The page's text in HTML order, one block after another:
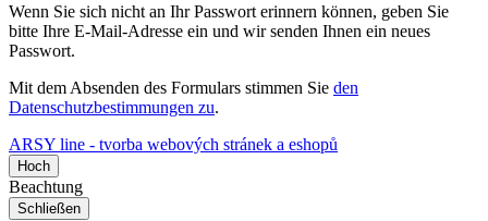
Wenn Sie sich nicht an Ihr Passwort erinnern können, geben Sie
bitte Ihre E-Mail-Adresse ein und wir senden Ihnen ein neues
Passwort.
Mit dem Absenden des Formulars stimmen Sie den
Datenschutzbestimmungen zu.
ARSY line - tvorba webových stránek a eshopů
Hoch
Beachtung
Schließen